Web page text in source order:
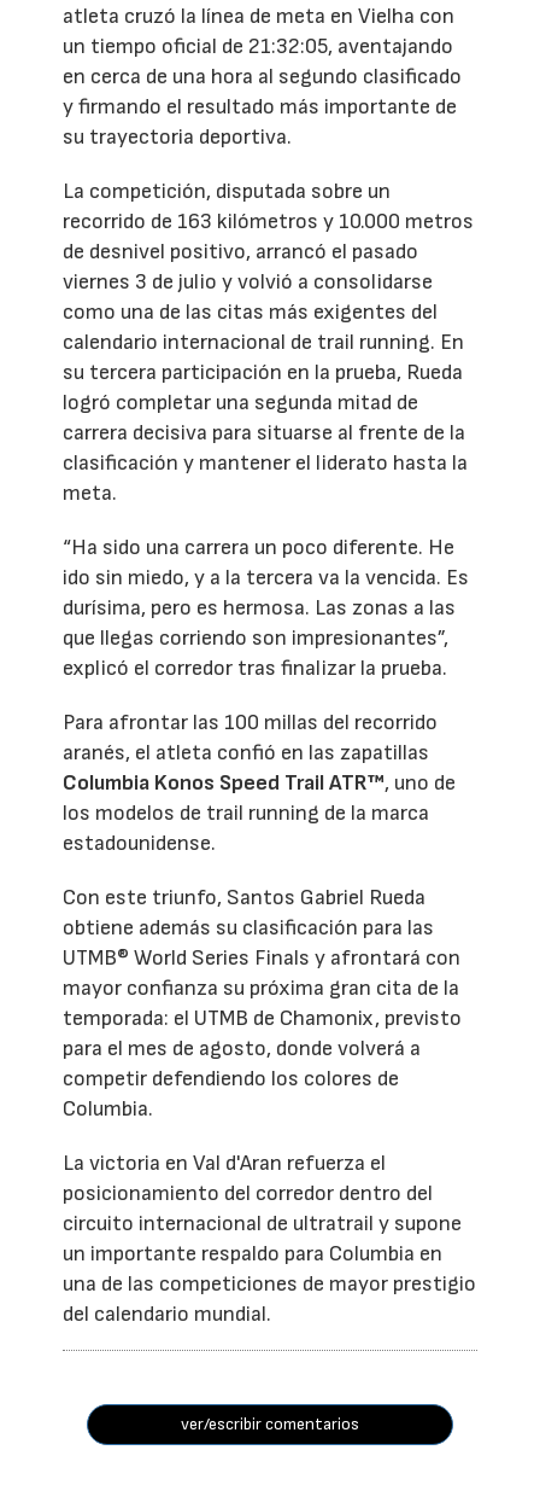
atleta cruzó la línea de meta en Vielha con
un tiempo oficial de 21:32:05, aventajando
en cerca de una hora al segundo clasificado
y firmando el resultado más importante de
su trayectoria deportiva.
La competición, disputada sobre un
recorrido de 163 kilómetros y 10.000 metros
de desnivel positivo, arrancó el pasado
viernes 3 de julio y volvió a consolidarse
como una de las citas más exigentes del
calendario internacional de trail running. En
su tercera participación en la prueba, Rueda
logró completar una segunda mitad de
carrera decisiva para situarse al frente de la
clasificación y mantener el liderato hasta la
meta.
“Ha sido una carrera un poco diferente. He
ido sin miedo, y a la tercera va la vencida. Es
durísima, pero es hermosa. Las zonas a las
que llegas corriendo son impresionantes”,
explicó el corredor tras finalizar la prueba.
Para afrontar las 100 millas del recorrido
aranés, el atleta confió en las zapatillas
Columbia Konos Speed Trail ATR™, uno de
los modelos de trail running de la marca
estadounidense.
Con este triunfo, Santos Gabriel Rueda
obtiene además su clasificación para las
UTMB® World Series Finals y afrontará con
mayor confianza su próxima gran cita de la
temporada: el UTMB de Chamonix, previsto
para el mes de agosto, donde volverá a
competir defendiendo los colores de
Columbia.
La victoria en Val d'Aran refuerza el
posicionamiento del corredor dentro del
circuito internacional de ultratrail y supone
un importante respaldo para Columbia en
una de las competiciones de mayor prestigio
del calendario mundial.
ver/escribir comentarios